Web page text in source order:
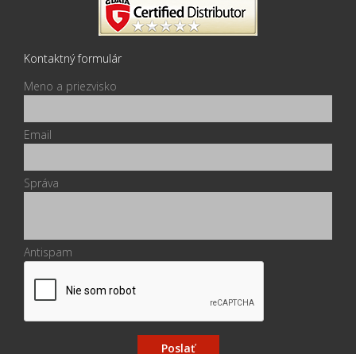
Kontaktný formulár
Meno a priezvisko
Email
Správa
Antispam